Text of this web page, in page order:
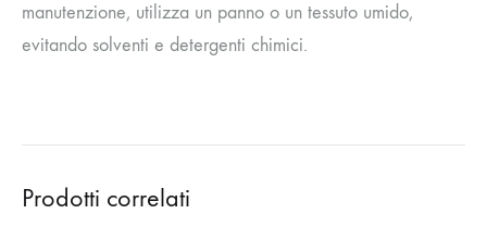
manutenzione, utilizza un panno o un tessuto umido,
evitando solventi e detergenti chimici.
Prodotti correlati